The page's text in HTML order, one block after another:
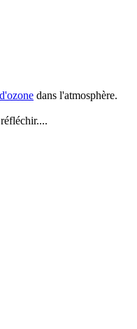
dans l'atmosphère.